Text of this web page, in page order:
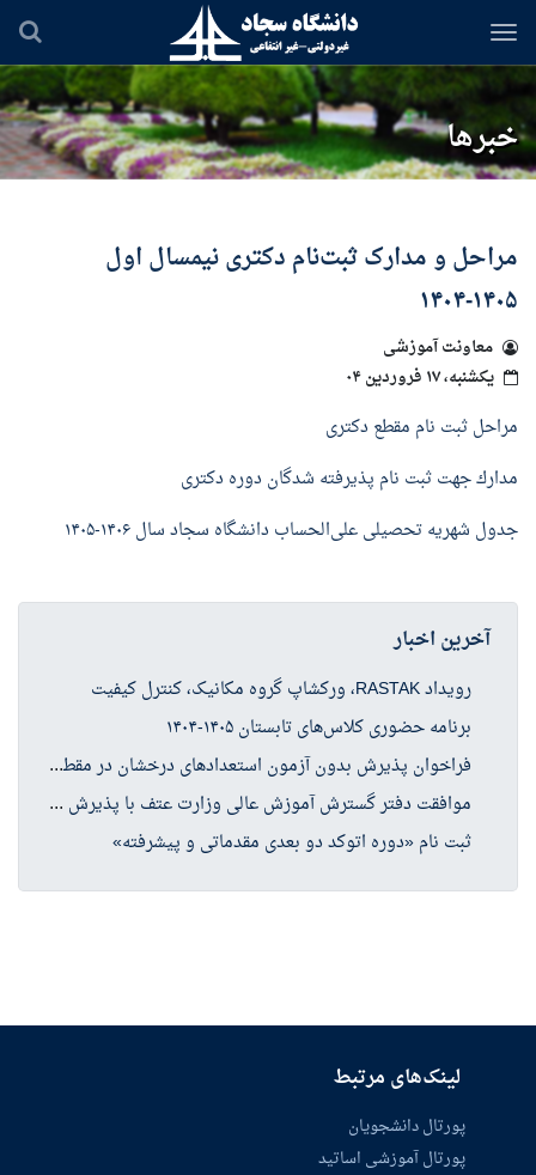
رفتن
محتوای
اصلی
خبرها
مراحل و مدارک ثبت‌نام دکتری نیمسال اول
۱۴۰۵-۱۴۰۴
معاونت آموزشی
یکشنبه، ۱۷ فروردین ۰۴
مراحل ثبت نام مقطع دكتری
مدارك جهت ثبت نام پذيرفته شدگان دوره دكتری
جدول شهریه تحصیلی علی‌الحساب دانشگاه سجاد سال ۱۴۰۶-۱۴۰۵
آخرین اخبار
رویداد RASTAK، ورکشاپ گروه مکانیک، کنترل کیفیت
برنامه حضوری کلاس‌های تابستان ۱۴۰۵-۱۴۰۴
فرا
خوان پذیرش بدون آزمون استعدادهای درخشان در مقطع کارشناسی ارشد سال تحصیلی ۱۴۰۶-۱۴۰۵
موا
فقت دفتر گسترش آموزش عالی وزارت عتف با پذیرش دانشجو در چهار رشته کارشناسی ارشد حوزه علوم انسانی
ثبت نام «دوره اتوکد دو بعدی مقدماتی و پیشرفته»
لینک‌های مرتبط
پورتال دانشجویان
پورتال آموزشی اساتید